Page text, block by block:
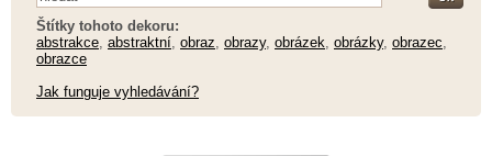
Štítky tohoto dekoru:
abstrakce abstraktní obraz obrazy, obrázek obrázky, obrazec
obrazce
Jak funguje vyhledávání?